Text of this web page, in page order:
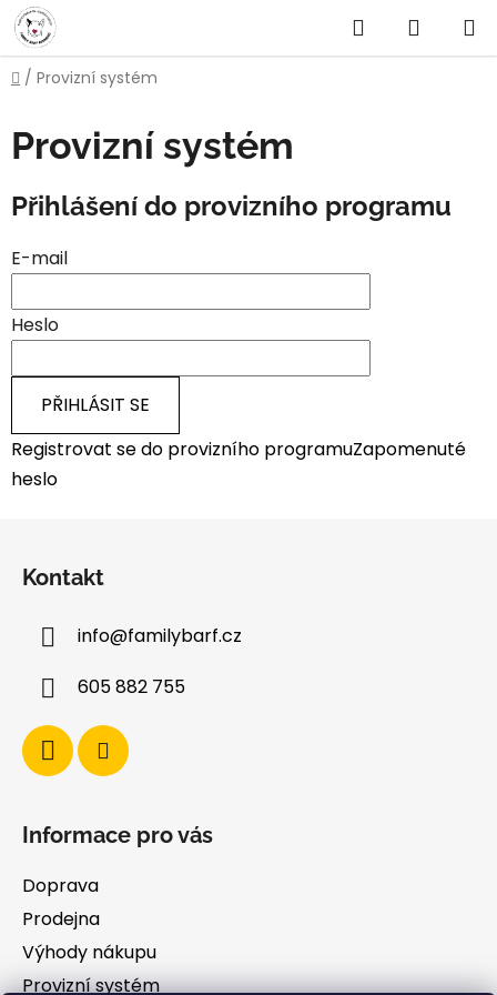
Přejít
na
obsah
Hledat
KOŠÍK
Domů
/ Provizní systém
Provizní systém
Přihlášení do provizního programu
E-mail
Heslo
PŘIHLÁSIT SE
Registrovat se do provizního programuZapomenuté
heslo
Kontakt
info@familybarf.cz
605 882 755
Informace pro vás
Doprava
Prodejna
Výhody nákupu
Provizní systém